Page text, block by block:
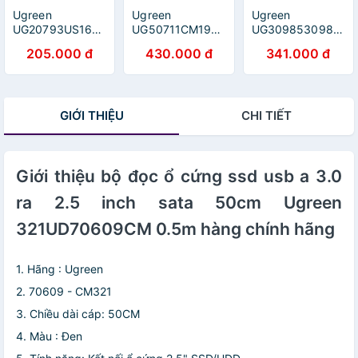
Ugreen
UG20793US167TK
tín hiệu chuyển
đổi USB 2.0 sang
CHÍNH HÃNG
205.000 đ
Ugreen
UG50711CM190TK
USB âm thanh 7.1
hỗ trợ Loa + Mic
430.000 đ
Ugreen
UG3098530985TK
mạng usb có
thêm cổng micro
Fire TV 2017
CHÍNH HÃNG
341.000 đ
GIỚI THIỆU CHI TIẾT
Giới thiệu bộ đọc ổ cứng ssd usb a 3.0
ra 2.5 inch sata 50cm Ugreen
321UD70609CM 0.5m hàng chính hãng
1. Hãng : Ugreen
2. 70609 - CM321
3. Chiều dài cáp: 50CM
4. Màu : Đen